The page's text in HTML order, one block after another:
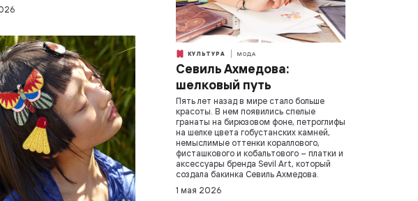
КУЛЬТУРА МОДА
Севиль Ахмедова:
шелковый путь
Пять лет назад в мире стало больше
красоты. В нем появились спелые
гранаты на бирюзовом фоне, петроглифы
на шелке цвета гобустанских камней,
немыслимые оттенки кораллового,
фисташкового и кобальтового – платки и
аксессуары бренда Sevil Art, который
создала бакинка Севиль Ахмедова.
1 мая 2026